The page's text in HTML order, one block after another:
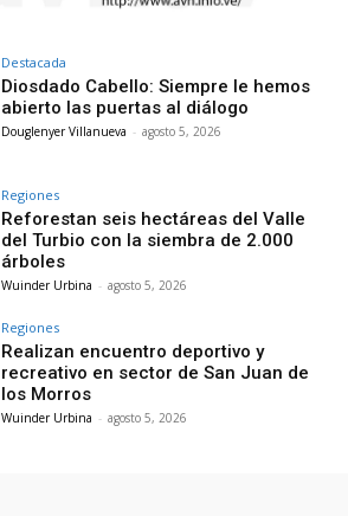
Destacada
Diosdado Cabello: Siempre le hemos
abierto las puertas al diálogo
Douglenyer Villanueva - agosto 5, 2026
Regiones
Reforestan seis hectáreas del Valle
del Turbio con la siembra de 2.000
árboles
Wuinder Urbina - agosto 5, 2026
Regiones
Realizan encuentro deportivo y
recreativo en sector de San Juan de
los Morros
Wuinder Urbina - agosto 5, 2026